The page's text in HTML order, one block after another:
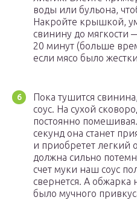
воды или бульона,
Накройте крышкой,
свинину до мягкости
20 минут (больше
если мясо было
Пока тушится
соус. На сухой
постоянно
секунд она станет
и приобретет легкий
должна сильно
счет муки наш соус
свернется. А обжарка
было мучного